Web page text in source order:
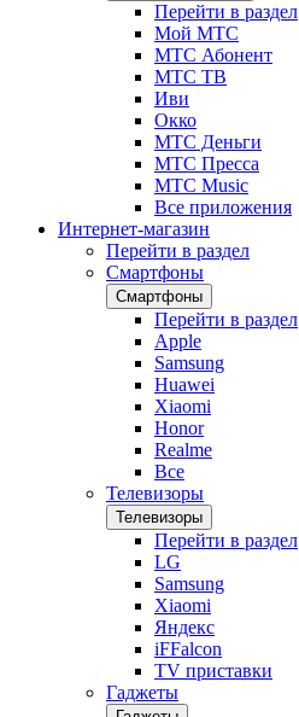
Перейти в раздел
Мой МТС
МТС Абонент
МТС ТВ
Иви
Окко
МТС Деньги
МТС Пресса
МТС Music
Все приложения
Интернет-магазин
Перейти в раздел
Смартфоны
Смартфоны
Перейти в раздел
Apple
Samsung
Huawei
Xiaomi
Honor
Realme
Все
Телевизоры
Телевизоры
Перейти в раздел
LG
Samsung
Xiaomi
Яндекс
iFFalcon
TV приставки
Гаджеты